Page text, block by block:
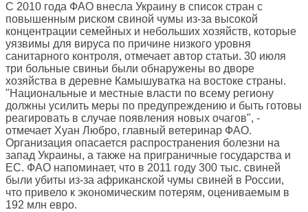
С 2010 года ФАО внесла Украину в список стран с
повышенным риском свиной чумы из-за высокой
концентрации семейных и небольших хозяйств, которые
уязвимы для вируса по причине низкого уровня
санитарного контроля, отмечает автор статьи. 30 июля
три больные свиньи были обнаружены во дворе
хозяйства в деревне Камышуватка на востоке страны.
"Национальные и местные власти по всему региону
должны усилить меры по предупреждению и быть готовы
реагировать в случае появления новых очагов", -
отмечает Хуан Любро, главный ветеринар ФАО.
Организация опасается распространения болезни на
запад Украины, а также на приграничные государства и
ЕС. ФАО напоминает, что в 2011 году 300 тыс. свиней
были убиты из-за африканской чумы свиней в России,
что привело к экономическим потерям, оцениваемым в
192 млн евро.